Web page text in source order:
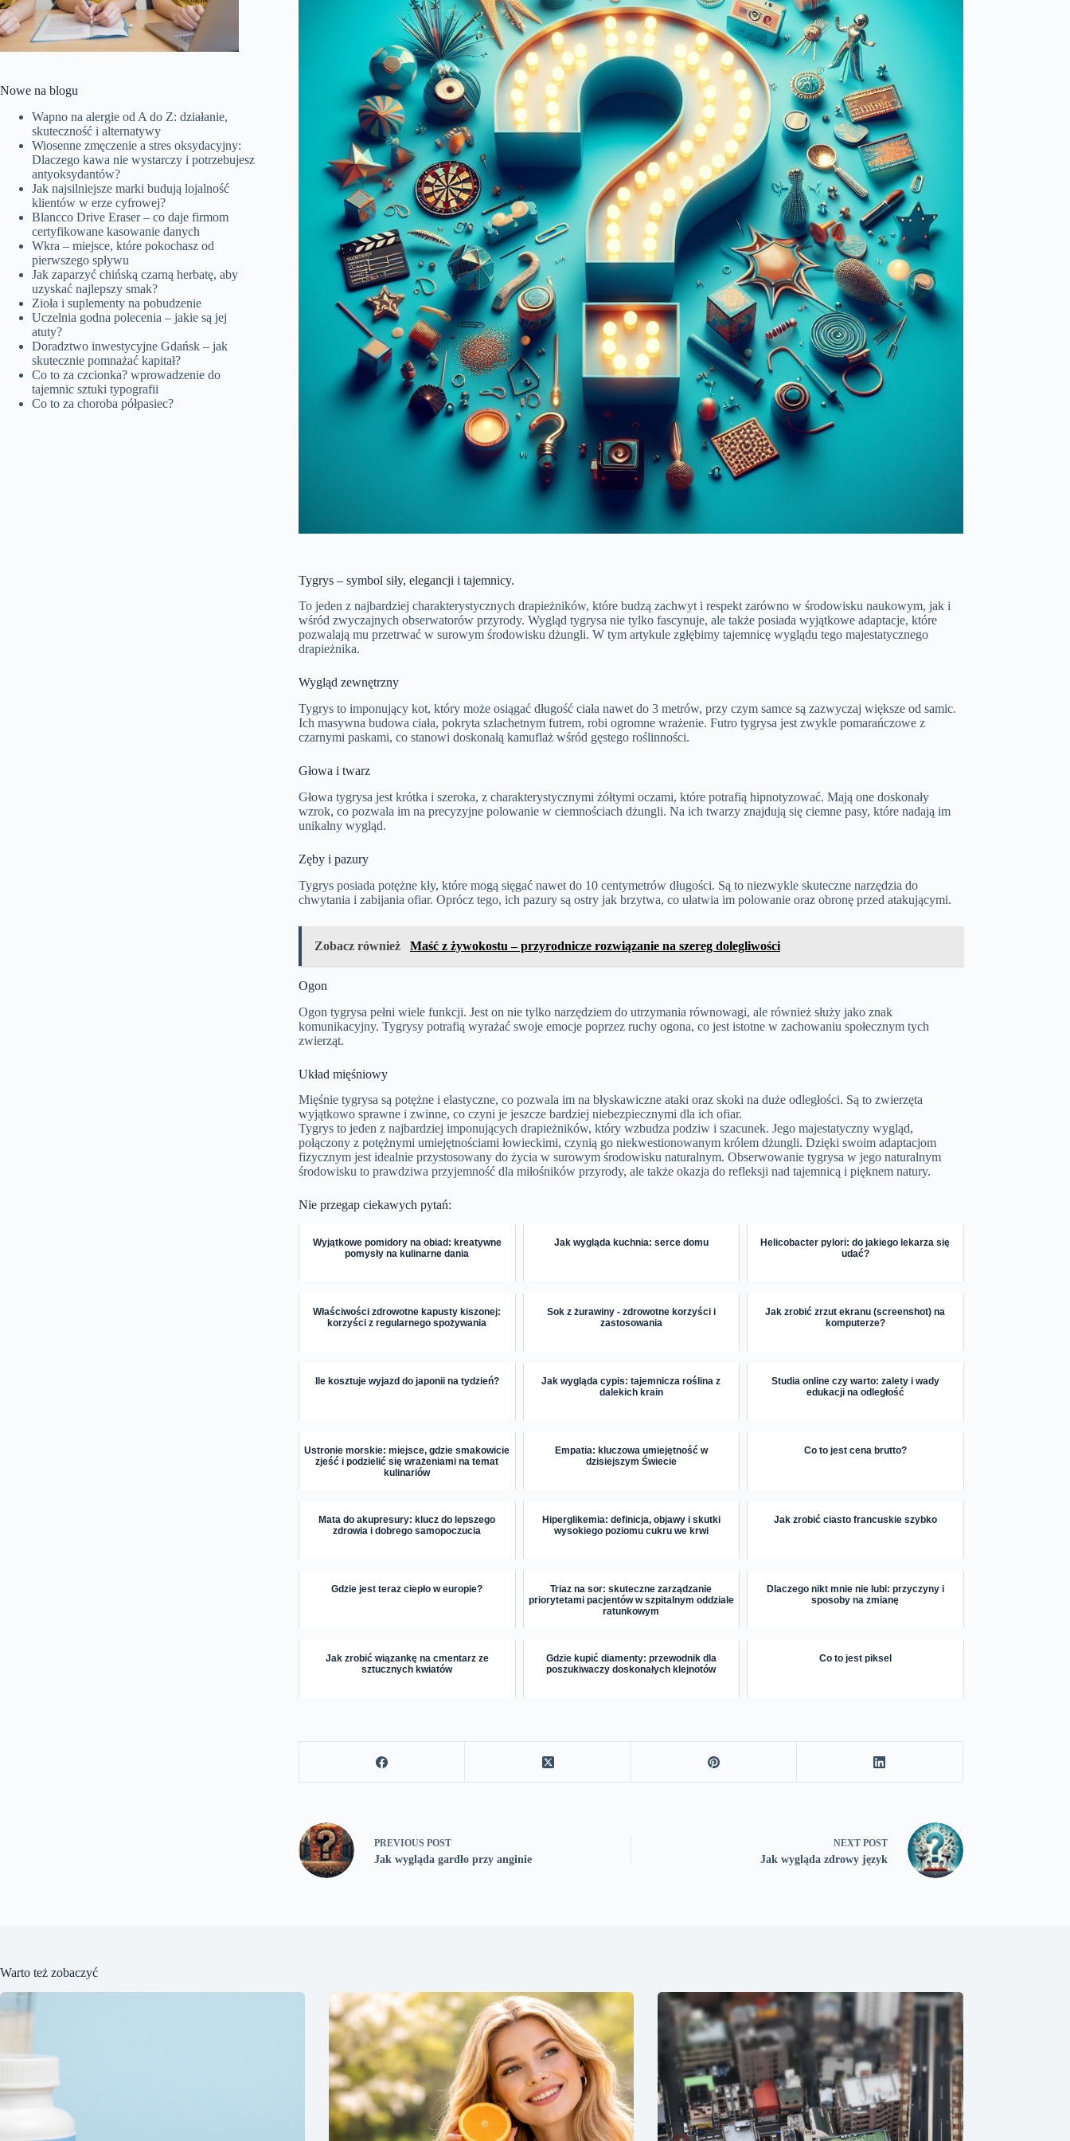
Tygrys – symbol siły, elegancji i tajemnicy.
To jeden z najbardziej charakterystycznych drapieżników, które budzą zachwyt i respekt zarówno w środowisku naukowym, jak i
wśród zwyczajnych obserwatorów przyrody. Wygląd tygrysa nie tylko fascynuje, ale także posiada wyjątkowe adaptacje, które
pozwalają mu przetrwać w surowym środowisku dżungli. W tym artykule zgłębimy tajemnicę wyglądu tego majestatycznego
drapieżnika.
Wygląd zewnętrzny
Tygrys to imponujący kot, który może osiągać długość ciała nawet do 3 metrów, przy czym samce są zazwyczaj większe od samic.
Ich masywna budowa ciała, pokryta szlachetnym futrem, robi ogromne wrażenie. Futro tygrysa jest zwykle pomarańczowe z
czarnymi paskami, co stanowi doskonałą kamuflaż wśród gęstego roślinności.
Głowa i twarz
Głowa tygrysa jest krótka i szeroka, z charakterystycznymi żółtymi oczami, które potrafią hipnotyzować. Mają one doskonały
wzrok, co pozwala im na precyzyjne polowanie w ciemnościach dżungli. Na ich twarzy znajdują się ciemne pasy, które nadają im
unikalny wygląd.
Zęby i pazury
Tygrys posiada potężne kły, które mogą sięgać nawet do 10 centymetrów długości. Są to niezwykle skuteczne narzędzia do
chwytania i zabijania ofiar. Oprócz tego, ich pazury są ostry jak brzytwa, co ułatwia im polowanie oraz obronę przed atakującymi.
Zobacz również Maść z żywokostu – przyrodnicze rozwiązanie na szereg dolegliwości
Ogon
Ogon tygrysa pełni wiele funkcji. Jest on nie tylko narzędziem do utrzymania równowagi, ale również służy jako znak
komunikacyjny. Tygrysy potrafią wyrażać swoje emocje poprzez ruchy ogona, co jest istotne w zachowaniu społecznym tych
zwierząt.
Układ mięśniowy
Mięśnie tygrysa są potężne i elastyczne, co pozwala im na błyskawiczne ataki oraz skoki na duże odległości. Są to zwierzęta
wyjątkowo sprawne i zwinne, co czyni je jeszcze bardziej niebezpiecznymi dla ich ofiar.
Tygrys to jeden z najbardziej imponujących drapieżników, który wzbudza podziw i szacunek. Jego majestatyczny wygląd,
połączony z potężnymi umiejętnościami łowieckimi, czynią go niekwestionowanym królem dżungli. Dzięki swoim adaptacjom
fizycznym jest idealnie przystosowany do życia w surowym środowisku naturalnym. Obserwowanie tygrysa w jego naturalnym
środowisku to prawdziwa przyjemność dla miłośników przyrody, ale także okazja do refleksji nad tajemnicą i pięknem natury.
Nie przegap ciekawych pytań:
Wyjątkowe pomidory na obiad: kreatywne
pomysły na kulinarne dania
Jak wygląda kuchnia: serce domu
Helicobacter pylori: do jakiego lekarza się
udać?
Właściwości zdrowotne kapusty kiszonej:
korzyści z regularnego spożywania
Sok z żurawiny - zdrowotne korzyści i
zastosowania
Jak zrobić zrzut ekranu (screenshot) na
komputerze?
Ile kosztuje wyjazd do japonii na tydzień?
Jak wygląda cypis: tajemnicza roślina z
dalekich krain
Studia online czy warto: zalety i wady
edukacji na odległość
Ustronie morskie: miejsce, gdzie smakowicie
zjeść i podzielić się wrażeniami na temat
kulinariów
Empatia: kluczowa umiejętność w
dzisiejszym Świecie
Co to jest cena brutto?
Mata do akupresury: klucz do lepszego
zdrowia i dobrego samopoczucia
Hiperglikemia: definicja, objawy i skutki
wysokiego poziomu cukru we krwi
Jak zrobić ciasto francuskie szybko
Gdzie jest teraz ciepło w europie?
Triaz na sor: skuteczne zarządzanie
priorytetami pacjentów w szpitalnym oddziale
ratunkowym
Dlaczego nikt mnie nie lubi: przyczyny i
sposoby na zmianę
Jak zrobić wiązankę na cmentarz ze
sztucznych kwiatów
Gdzie kupić diamenty: przewodnik dla
poszukiwaczy doskonałych klejnotów
Co to jest piksel
PREVIOUS POST
Jak wygląda gardło przy anginie
NEXT POST
Jak wygląda zdrowy język
Nowe na blogu
Wapno na alergie od A do Z: działanie,
skuteczność i alternatywy
Wiosenne zmęczenie a stres oksydacyjny:
Dlaczego kawa nie wystarczy i potrzebujesz
antyoksydantów?
Jak najsilniejsze marki budują lojalność
klientów w erze cyfrowej?
Blancco Drive Eraser – co daje firmom
certyfikowane kasowanie danych
Wkra – miejsce, które pokochasz od
pierwszego spływu
Jak zaparzyć chińską czarną herbatę, aby
uzyskać najlepszy smak?
Zioła i suplementy na pobudzenie
Uczelnia godna polecenia – jakie są jej
atuty?
Doradztwo inwestycyjne Gdańsk – jak
skutecznie pomnażać kapitał?
Co to za czcionka? wprowadzenie do
tajemnic sztuki typografii
Co to za choroba półpasiec?
Warto też zobaczyć